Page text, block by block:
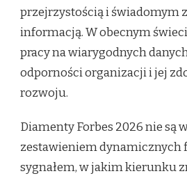
przejrzystością i świadomym
informacją. W obecnym
pracy na wiarygodnych
odporności organizacji i jej
rozwoju.
Diamenty Forbes 2026 nie są
zestawieniem dynamicznych
sygnałem, w jakim kierunku